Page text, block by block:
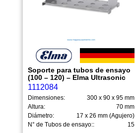
Soporte para tubos de ensayo
(100 – 120) – Elma Ultrasonic
1112084
Dimensiones:
300 x 90 x 95 mm
Altura:
70 mm
Diámetro:
17 x 26 mm (Agujero)
N° de Tubos de ensayo::
15